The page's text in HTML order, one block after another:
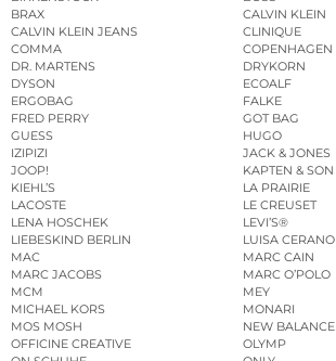
BRAX
CALVIN KLEIN
CALVIN KLEIN JEANS
CLINIQUE
COMMA
COPENHAGEN
DR. MARTENS
DRYKORN
DYSON
ECOALF
ERGOBAG
FALKE
FRED PERRY
GOT BAG
GUESS
HUGO
IZIPIZI
JACK & JONES
JOOP!
KAPTEN & SON
KIEHL’S
LA PRAIRIE
LACOSTE
LE CREUSET
LENA HOSCHEK
LEVI’S®
LIEBESKIND BERLIN
LUISA CERANO
MAC
MARC CAIN
MARC JACOBS
MARC O’POLO
MCM
MEY
MICHAEL KORS
MONARI
MOS MOSH
NEW BALANCE
OFFICINE CREATIVE
OLYMP